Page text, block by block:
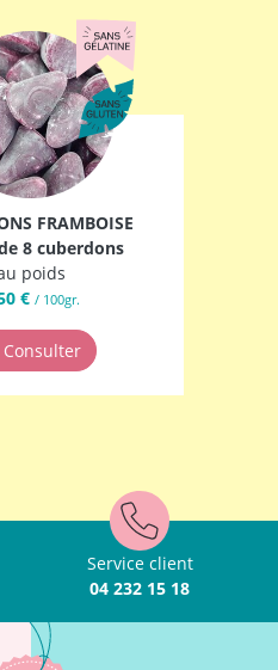
FRAMBOISE
8 cuberdons
poids
€ / 100gr.
Consulter
Service client
04 232 15 18